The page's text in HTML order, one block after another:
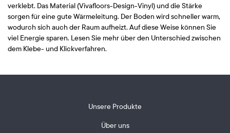
verklebt. Das Material (Vivafloors-Design-Vinyl) und die Stärke
sorgen für eine gute Wärmeleitung. Der Boden wird schneller warm,
wodurch sich auch der Raum aufheizt. Auf diese Weise können Sie
viel Energie sparen. Lesen Sie mehr über den Unterschied zwischen
dem Klebe- und Klickverfahren.
Unsere Produkte
Über uns